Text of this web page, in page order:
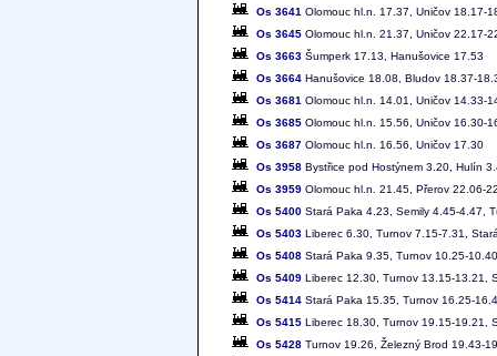
Os 3641 Olomouc hl.n. 17.37, Uničov 18.17-
Os 3645 Olomouc hl.n. 21.37, Uničov 22.17-
Os 3663 Šumperk 17.13, Hanušovice 17.53
Os 3664 Hanušovice 18.08, Bludov 18.37-
Os 3681 Olomouc hl.n. 14.01, Uničov 14.33-
Os 3685 Olomouc hl.n. 15.56, Uničov 16.30-
Os 3687 Olomouc hl.n. 16.56, Uničov 17.30
Os 3958 Bystřice pod Hostýnem 3.20, Hulín
Os 3959 Olomouc hl.n. 21.45, Přerov 22.06-
Os 5400 Stará Paka 4.23, Semily 4.45-4.47,
Os 5403 Liberec 6.30, Turnov 7.15-7.31,
Os 5408 Stará Paka 9.35, Turnov 10.25-
Os 5409 Liberec 12.30, Turnov 13.15-13.21,
Os 5414 Stará Paka 15.35, Turnov 16.25-
Os 5415 Liberec 18.30, Turnov 19.15-19.21,
Os 5428 Turnov 19.26, Železný Brod 19.43-